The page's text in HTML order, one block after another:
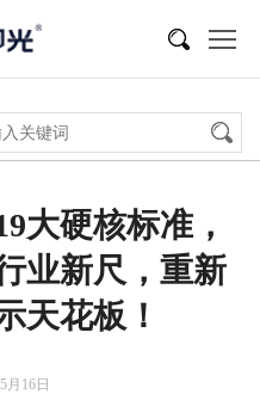
大硬核标准，
业新尺，重新
天花板！
月16日